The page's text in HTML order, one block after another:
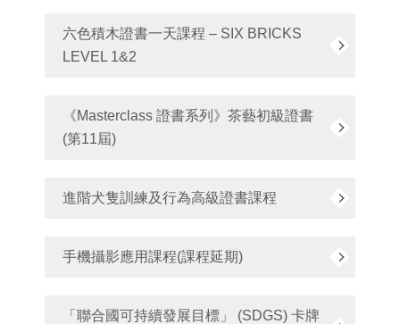
六色積木證書一天課程 – SIX BRICKS
LEVEL 1&2
《Masterclass 證書系列》茶藝初級證書
(第11屆)
進階犬隻訓練及行為高級證書課程
手機攝影應用課程(課程延期)
「聯合國可持續發展目標」 (SDGS) 卡牌